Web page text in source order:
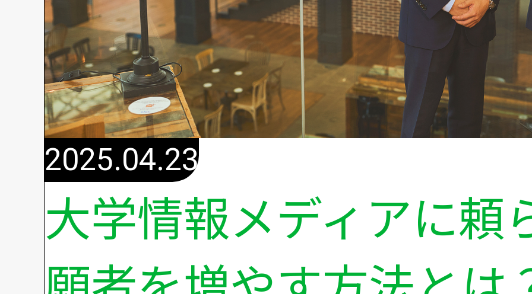
大学情報メディアに頼
2025.04.23